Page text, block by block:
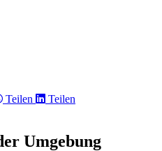
Teilen
Teilen
Umgebung